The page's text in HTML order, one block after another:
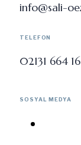
info@sali-
TELEFON
02131 664
SOSYAL MEDYA